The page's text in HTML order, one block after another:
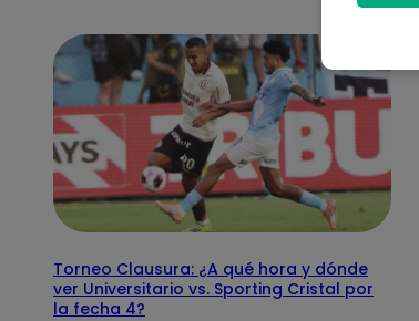
Torneo Clausura: ¿A qué hora y dónde
ver Universitario vs. Sporting Cristal por
la fecha 4?